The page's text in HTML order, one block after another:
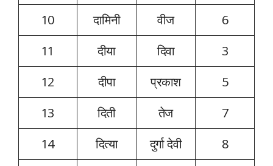
10
दामिनी वीज
6
11
दीया दिवा
3
12
दीपा प्रकाश
5
13
दिती तेज
7
14
दित्या दुर्गा देवी 8